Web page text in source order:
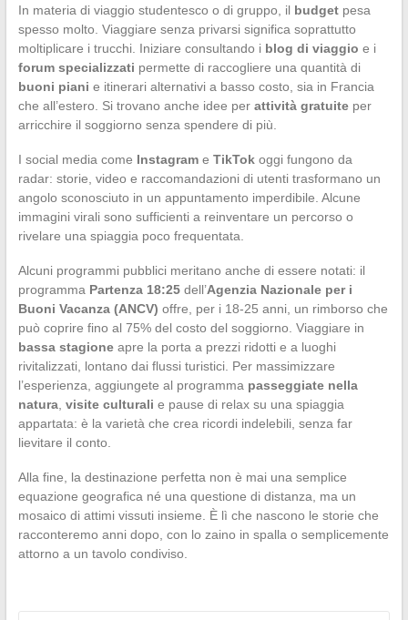
In materia di viaggio studentesco o di gruppo, il budgetpesa
spesso molto. Viaggiare senza privarsi significa soprattutto
moltiplicare i trucchi. Iniziare consultando i blog di viaggio e i
forum specializzati permette di raccogliere una quantità di
buoni piani e itinerari alternativi a basso costo, sia in Francia
che all’estero. Si trovano anche idee per attività gratuiteper
arricchire il soggiorno senza spendere di più.
I social media come Instagrame TikTokoggi fungono da
radar: storie, video e raccomandazioni di utenti trasformano un
angolo sconosciuto in un appuntamento imperdibile. Alcune
immagini virali sono sufficienti a reinventare un percorso o
rivelare una spiaggia poco frequentata.
Alcuni programmi pubblici meritano anche di essere notati: il
programma Partenza 18:25dell’Agenzia Nazionale per i
Buoni Vacanza (ANCV) offre, per i 18-25 anni, un rimborso che
può coprire fino al 75% del costo del soggiorno. Viaggiare in
bassa stagioneapre la porta a prezzi ridotti e a luoghi
rivitalizzati, lontano dai flussi turistici. Per massimizzare
l’esperienza, aggiungete al programma passeggiate nella
natura, visite culturali e pause di relax su una spiaggia
appartata: è la varietà che crea ricordi indelebili, senza far
lievitare il conto.
Alla fine, la destinazione perfetta non è mai una semplice
equazione geografica né una questione di distanza, ma un
mosaico di attimi vissuti insieme. È lì che nascono le storie che
racconteremo anni dopo, con lo zaino in spalla o semplicemente
attorno a un tavolo condiviso.